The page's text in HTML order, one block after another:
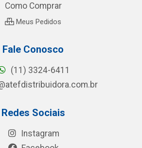
Como Comprar
Meus Pedidos
Fale Conosco
(11) 3324-6411
Redes Sociais
Instagram